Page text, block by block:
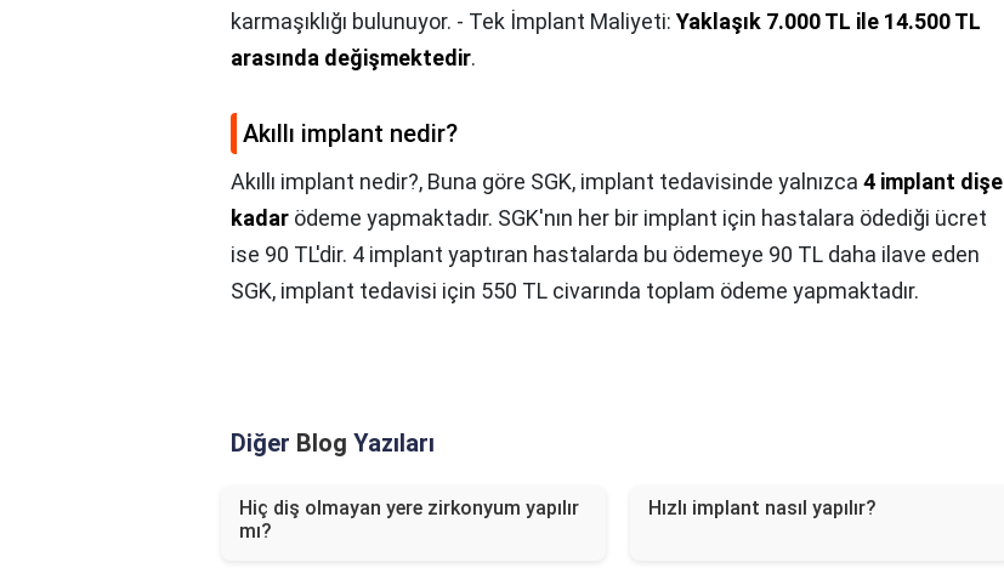
karmaşıklığı bulunuyor. - Tek İmplant Maliyeti: Yaklaşık 7.000 TL ile 14.500 TL
arasında değişmektedir.
Akıllı implant nedir?
Akıllı implant nedir?, Buna göre SGK, implant tedavisinde yalnızca 4 implant dişe
kadar ödeme yapmaktadır. SGK'nın her bir implant için hastalara ödediği ücret
ise 90 TL'dir. 4 implant yaptıran hastalarda bu ödemeye 90 TL daha ilave eden
SGK, implant tedavisi için 550 TL civarında toplam ödeme yapmaktadır.
Diğer Blog Yazıları
Hiç diş olmayan yere zirkonyum yapılır
mı?
Hızlı implant nasıl yapılır?